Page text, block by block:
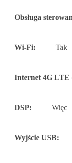
Obsługa
Wi-Fi: Tak
Internet 4G LTE
DSP: Więc
Wyjście USB: